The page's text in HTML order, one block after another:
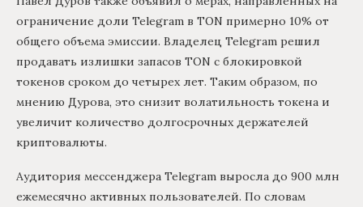
ограничение доли Telegram в TON примерно 10% от
общего объема эмиссии. Владелец Telegram решил
продавать излишки запасов TON с блокировкой
токенов сроком до четырех лет. Таким образом, по
мнению Дурова, это снизит волатильность токена и
увеличит количество долгосрочных держателей
криптовалюты.
Аудитория мессенджера Telegram выросла до 900 млн
ежемесячно активных пользователей. По словам